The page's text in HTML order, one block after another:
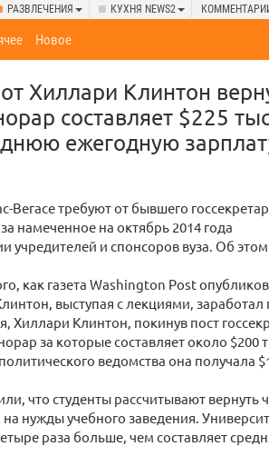
РАЗВЛЕЧЕНИЯ КУХНЯ NEWS2
Новое
Хиллари Клинтон
составляет $225
ежегодную
Вегасе требуют от бывшего
намеченное на октябрь 2014 года
учредителей и спонсоров вуза. Об
как газета Washington Post
выступая с лекциями,
Хиллари Клинтон, покинув пост
за которые составляет около $200
ведомства она получала
что студенты рассчитывают вернуть
нужды учебного заведения.
раза больше, чем составляет